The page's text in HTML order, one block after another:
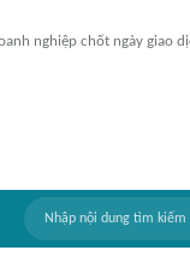
nghiệp chốt ngày giao